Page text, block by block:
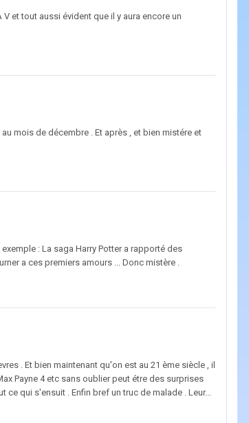
et tout aussi évident que il y aura encore un
mois de décembre . Et après , et bien mistére et
: La saga Harry Potter a rapporté des
a ces premiers amours ... Donc mistère .
. Et bien maintenant qu'on est au 21 ème siècle , il
Payne 4 etc sans oublier peut étre des surprises
ce qui s'ensuit . Enfin bref un truc de malade . Leur...